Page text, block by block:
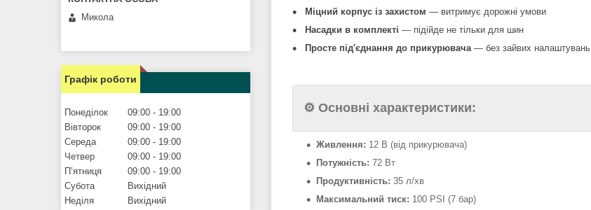
Міцний корпус із захистом — витримує дорожні умови
Насадки в комплекті — підійде не тільки для шин
Просте під'єднання до прикурювача— без зайвих налаштувань
⚙️ Основні характеристики:
Живлення: 12 В (від прикурювача)
Потужність: 72 Вт
Продуктивність: 35 л/хв
Максимальний тиск: 100 PSI (7 бар)
Микола
Графік роботи
Понеділок 09:00
19:00
Вівторок
09:00
19:00
Середа
09:00
19:00
Четвер
09:00
19:00
Пʼятниця
09:00
19:00
Субота
Вихідний
Неділя
Вихідний